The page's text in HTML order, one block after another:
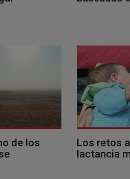
de los
Los retos
lactancia